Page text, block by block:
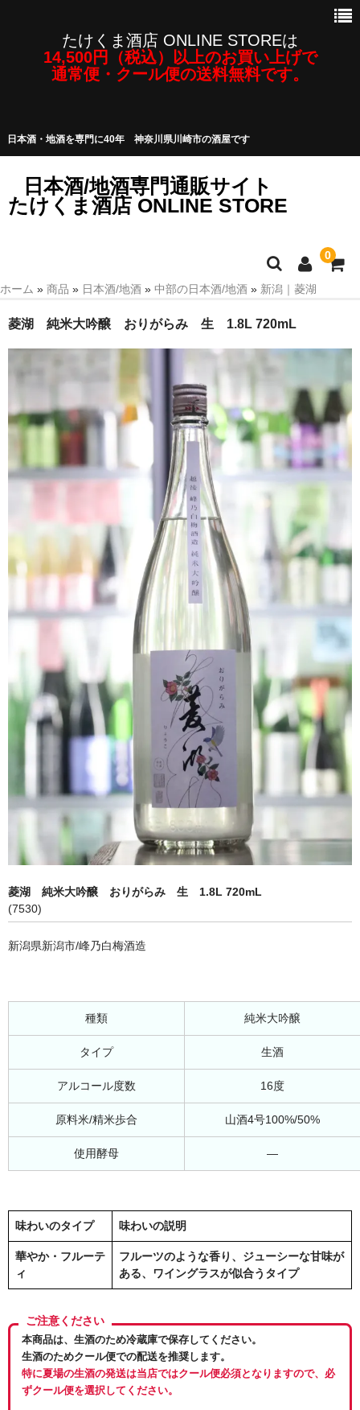
たけくま酒店 ONLINE STOREは
14,500円（税込）以上のお買い上げで
通常便・クール便の送料無料です。
日本酒・地酒を専門に40年 神奈川県川崎市の酒屋です
日本酒/地酒専門通販サイト
たけくま酒店 ONLINE STORE
0
ワイン
和リキュール・梅酒
おつまみなど
ホーム » 商品 » 日本酒/地酒 » 中部の日本酒/地酒 » 新潟｜菱湖
菱湖 純米大吟醸 おりがらみ 生 1.8L 720mL
菱湖 純米大吟醸 おりがらみ 生 1.8L 720mL
(7530)
新潟県新潟市/峰乃白梅酒造
種類 純米大吟醸
タイプ 生酒
アルコール度数 16度
原料米/精米歩合 山酒4号100%/50%
使用酵母 ―
味わいのタイプ 味わいの説明
華やか・フルーテ
ィ
フルーツのような香り、ジューシーな甘味が
ある、ワイングラスが似合うタイプ
ご注意ください
本商品は、生酒のため冷蔵庫で保存してください。
生酒のためクール便での配送を推奨します。
特に夏場の生酒の発送は当店ではクール便必須となりますので、必
ずクール便を選択してください。